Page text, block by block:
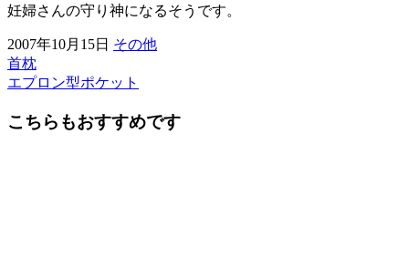
妊婦さんの守り神になるそうです。
2007年10月15日 その他
前
後
の
首枕
エプロン型ポケット
こちらもおすすめです